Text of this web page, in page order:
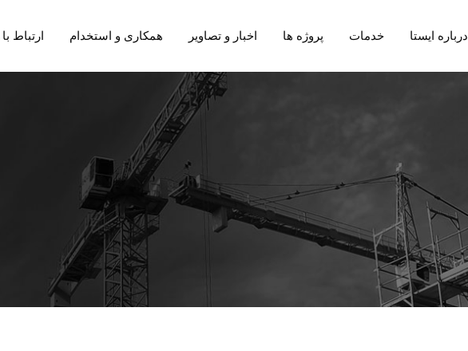
درباره ایستا خدمات پروژه ها اخبار و تصاویر همکاری و استخدام ارتباط